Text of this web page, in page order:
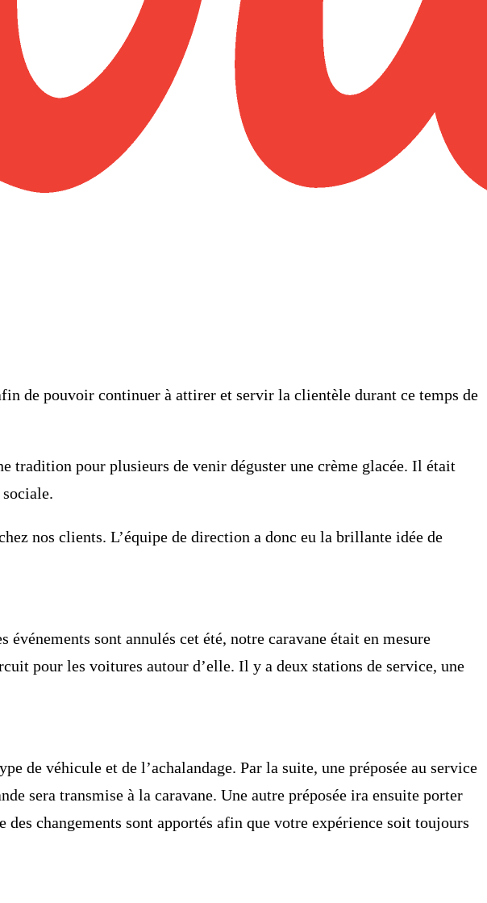
de pouvoir continuer à attirer et servir la clientèle durant ce temps de
tradition pour plusieurs de venir déguster une crème glacée. Il était
nos clients. L’équipe de direction a donc eu la brillante idée de
événements sont annulés cet été, notre caravane était en mesure
pour les voitures autour d’elle. Il y a deux stations de service, une
de véhicule et de l’achalandage. Par la suite, une préposée au service
sera transmise à la caravane. Une autre préposée ira ensuite porter
changements sont apportés afin que votre expérience soit toujours